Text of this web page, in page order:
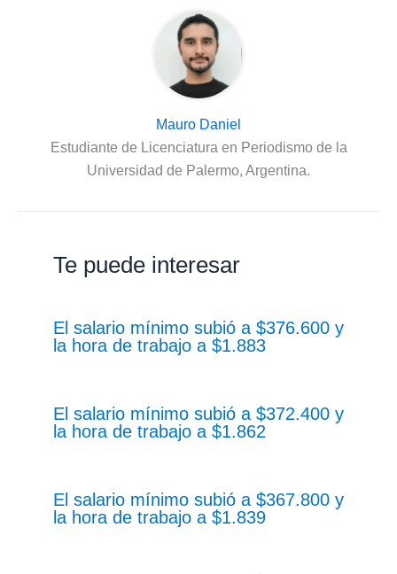
Mauro Daniel
Estudiante de Licenciatura en Periodismo de la
Universidad de Palermo, Argentina.
Te puede interesar
El salario mínimo subió a $376.600 y
la hora de trabajo a $1.883
El salario mínimo subió a $372.400 y
la hora de trabajo a $1.862
El salario mínimo subió a $367.800 y
la hora de trabajo a $1.839